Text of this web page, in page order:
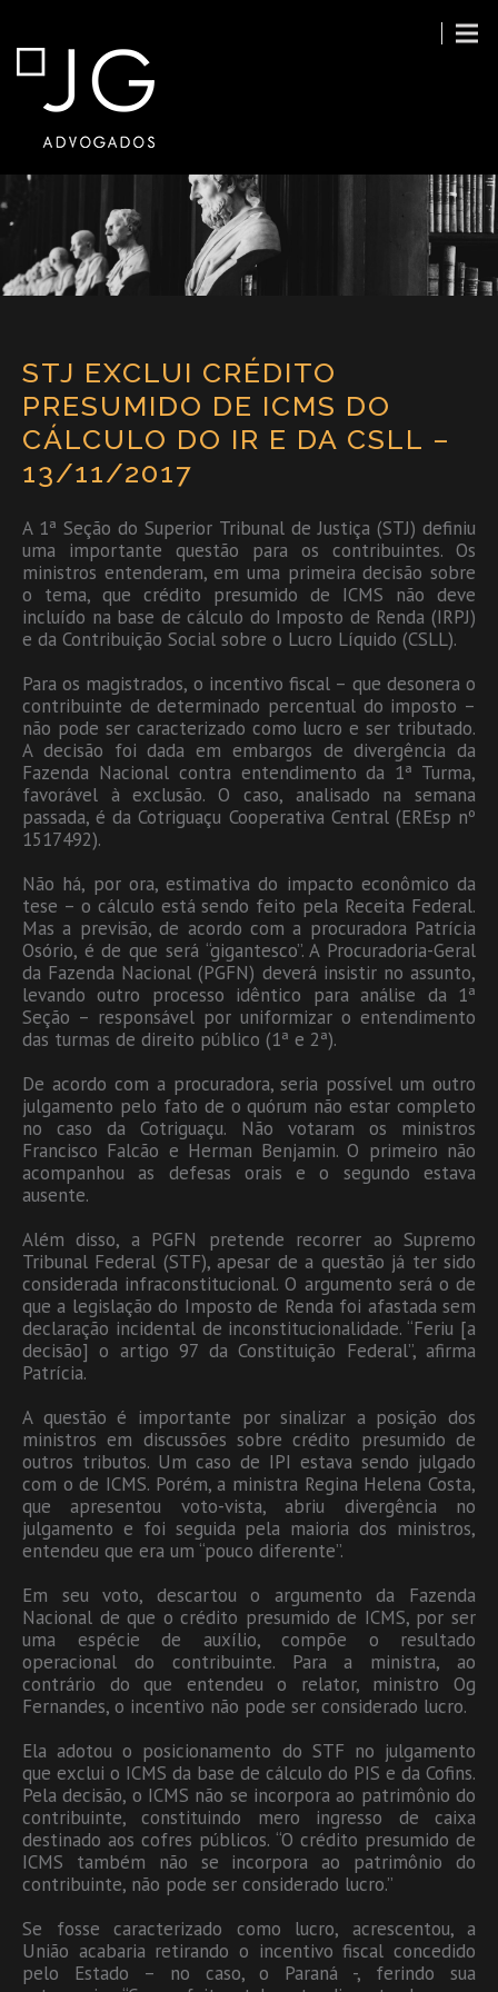
STJ EXCLUI CRÉDITO
PRESUMIDO DE ICMS DO
CÁLCULO DO IR E DA CSLL –
13/11/2017
A 1ª Seção do Superior Tribunal de Justiça (STJ) definiu
uma importante questão para os contribuintes. Os
ministros entenderam, em uma primeira decisão sobre
o tema, que crédito presumido de ICMS não deve
incluído na base de cálculo do Imposto de Renda (IRPJ)
e da Contribuição Social sobre o Lucro Líquido (CSLL).
Para os magistrados, o incentivo fiscal – que desonera o
contribuinte de determinado percentual do imposto –
não pode ser caracterizado como lucro e ser tributado.
A decisão foi dada em embargos de divergência da
Fazenda Nacional contra entendimento da 1ª Turma,
favorável à exclusão. O caso, analisado na semana
passada, é da Cotriguaçu Cooperativa Central (EREsp nº
1517492).
Não há, por ora, estimativa do impacto econômico da
tese – o cálculo está sendo feito pela Receita Federal.
Mas a previsão, de acordo com a procuradora Patrícia
Osório, é de que será “gigantesco”. A Procuradoria-Geral
da Fazenda Nacional (PGFN) deverá insistir no assunto,
levando outro processo idêntico para análise da 1ª
Seção – responsável por uniformizar o entendimento
das turmas de direito público (1ª e 2ª).
De acordo com a procuradora, seria possível um outro
julgamento pelo fato de o quórum não estar completo
no caso da Cotriguaçu. Não votaram os ministros
Francisco Falcão e Herman Benjamin. O primeiro não
acompanhou as defesas orais e o segundo estava
ausente.
Além disso, a PGFN pretende recorrer ao Supremo
Tribunal Federal (STF), apesar de a questão já ter sido
considerada infraconstitucional. O argumento será o de
que a legislação do Imposto de Renda foi afastada sem
declaração incidental de inconstitucionalidade. “Feriu [a
decisão] o artigo 97 da Constituição Federal”, afirma
Patrícia.
A questão é importante por sinalizar a posição dos
ministros em discussões sobre crédito presumido de
outros tributos. Um caso de IPI estava sendo julgado
com o de ICMS. Porém, a ministra Regina Helena Costa,
que apresentou voto-vista, abriu divergência no
julgamento e foi seguida pela maioria dos ministros,
entendeu que era um “pouco diferente”.
Em seu voto, descartou o argumento da Fazenda
Nacional de que o crédito presumido de ICMS, por ser
uma espécie de auxílio, compõe o resultado
operacional do contribuinte. Para a ministra, ao
contrário do que entendeu o relator, ministro Og
Fernandes, o incentivo não pode ser considerado lucro.
Ela adotou o posicionamento do STF no julgamento
que exclui o ICMS da base de cálculo do PIS e da Cofins.
Pela decisão, o ICMS não se incorpora ao patrimônio do
contribuinte, constituindo mero ingresso de caixa
destinado aos cofres públicos. “O crédito presumido de
ICMS também não se incorpora ao patrimônio do
contribuinte, não pode ser considerado lucro.”
Se fosse caracterizado como lucro, acrescentou, a
União acabaria retirando o incentivo fiscal concedido
pelo Estado – no caso, o Paraná -, ferindo sua